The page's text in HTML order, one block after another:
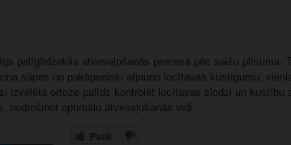
palīglīdzeklis atveseļošanās procesā pēc saišu plīsuma.
sāpes un pakāpeniski atjauno locītavas kustīgumu,
izvēlēta ortoze palīdz kontrolēt locītavas slodzi un kustību
nodrošinot optimālu atveseļošanās vidi.
Patīk